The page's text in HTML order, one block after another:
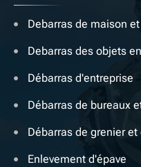
Debarras de maison
Debarras des objets
Débarras d'entreprise
Débarras de bureaux
Débarras de grenier et
Enlevement d'épave